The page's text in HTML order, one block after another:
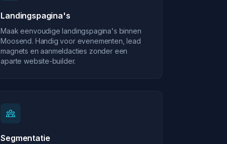
Landingspagina's
Maak eenvoudige landingspagina's binnen
Moosend. Handig voor evenementen, lead
magnets en aanmeldacties zonder een
aparte website-builder.
Segmentatie